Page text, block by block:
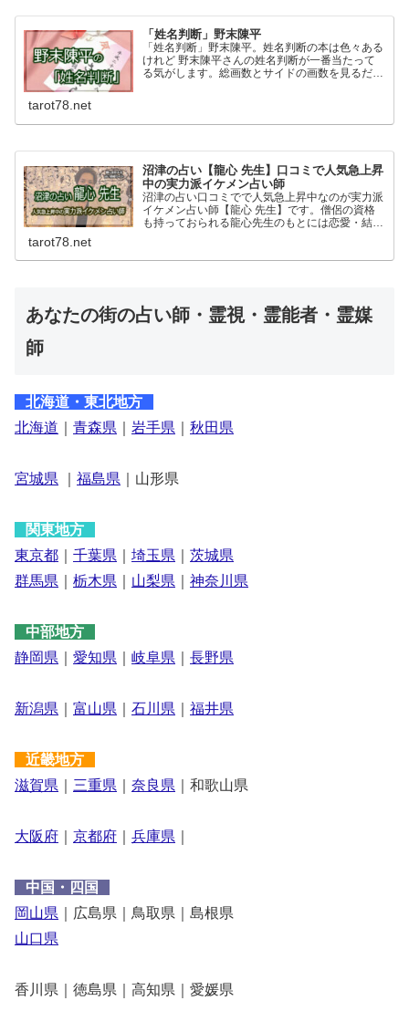
「姓名判断」野末陳平
「姓名判断」野末陳平。姓名判断の本は色々ある
けれど 野末陳平さんの姓名判断が一番当たって
る気がします。総画数とサイドの画数を見るだけ
tarot78.net
沼津の占い【龍心 先生】口コミで人気急上昇
中の実力派イケメン占い師
沼津の占い口コミでで人気急上昇中なのが実力派
イケメン占い師【龍心 先生】です。僧侶の資格
も持っておられる龍心先生のもとには恋愛・結
介しています。
tarot78.net
あなたの街の占い師・霊視・霊能者・霊媒
師
北海道・東北地方
北海道
青森県 岩手県 秋田県
宮城県 福島県 ｜山形県
関東地方
東京都
千葉県 埼玉県
茨城県
群馬県
栃木県 山梨県 神奈川県
中部地方
静岡県
愛知県 岐阜県 長野県
新潟県 富山県 石川県 福井県
近畿地方
滋賀県
三重県 奈良県 ｜和歌山県
大阪府 京都府 兵庫県
中国・四国
岡山県 ｜広島県｜鳥取県｜島根県
山口県
香川県｜徳島県｜高知県｜愛媛県